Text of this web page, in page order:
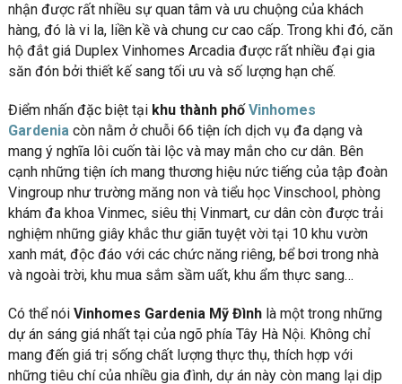
nhận được rất nhiều sự quan tâm và ưu chuộng của khách
hàng, đó là vi la, liền kề và chung cư cao cấp. Trong khi đó, căn
hộ đắt giá Duplex Vinhomes Arcadia được rất nhiều đại gia
săn đón bởi thiết kế sang tối ưu và số lượng hạn chế.
Điểm nhấn đặc biệt tại khu thành phố Vinhomes
Gardeniacòn nằm ở chuỗi 66 tiện ích dịch vụ đa dạng và
mang ý nghĩa lôi cuốn tài lộc và may mắn cho cư dân. Bên
cạnh những tiện ích mang thương hiệu nức tiếng của tập đoàn
Vingroup như trường măng non và tiểu học Vinschool, phòng
khám đa khoa Vinmec, siêu thị Vinmart, cư dân còn được trải
nghiệm những giây khắc thư giãn tuyệt vời tại 10 khu vườn
xanh mát, độc đáo với các chức năng riêng, bể bơi trong nhà
và ngoài trời, khu mua sắm sầm uất, khu ẩm thực sang…
Có thể nói Vinhomes Gardenia Mỹ Đìnhlà một trong những
dự án sáng giá nhất tại của ngõ phía Tây Hà Nội. Không chỉ
mang đến giá trị sống chất lượng thực thụ, thích hợp với
những tiêu chí của nhiều gia đình, dự án này còn mang lại dịp